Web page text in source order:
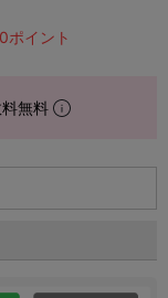
ポイント
無料